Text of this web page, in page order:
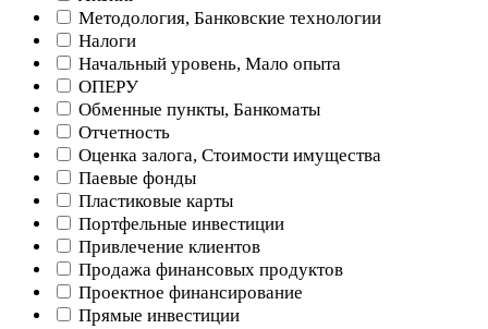
Методология, Банковские технологии
Налоги
Начальный уровень, Мало опыта
ОПЕРУ
Обменные пункты, Банкоматы
Отчетность
Оценка залога, Стоимости имущества
Паевые фонды
Пластиковые карты
Портфельные инвестиции
Привлечение клиентов
Продажа финансовых продуктов
Проектное финансирование
Прямые инвестиции